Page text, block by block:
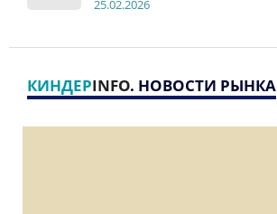
25.02.2026
КИНДЕРINFO. НОВОСТИ РЫНКА